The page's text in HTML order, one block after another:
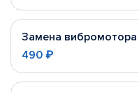
Замена вибромотора
490 ₽